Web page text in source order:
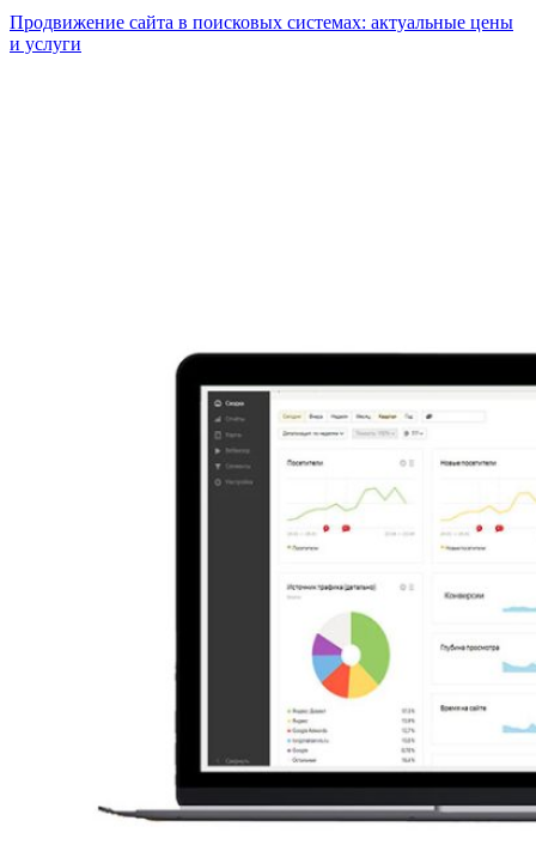
Продвижение сайта в поисковых системах: актуальные цены
и услуги